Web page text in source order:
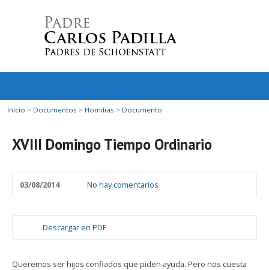
Inicio > Documentos > Homilias > Documento
XVIII Domingo Tiempo Ordinario
03/08/2014 No hay comentarios
Descargar en PDF
Queremos ser hijos confiados que piden ayuda. Pero nos cuesta